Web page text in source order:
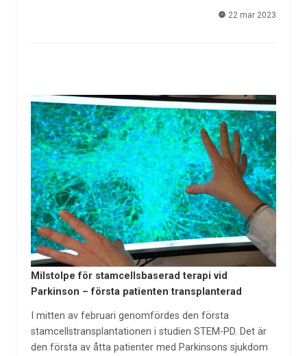
22 mar 2023
Milstolpe för stamcellsbaserad terapi vid
Parkinson – första patienten transplanterad
I mitten av februari genomfördes den första
stamcellstransplantationen i studien STEM-PD. Det är
den första av åtta patienter med Parkinsons sjukdom